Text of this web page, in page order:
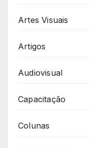
Artes Visuais
Artigos
Audiovisual
Capacitação
Colunas